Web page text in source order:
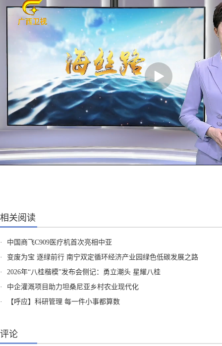
相关阅读
·
中国商飞C909医疗机首次亮相中亚
·
变废为宝 逐绿前行 南宁双定循环经济产业园绿色低碳发展之路
·
2026年“八桂楷模”发布会侧记：勇立潮头 星耀八桂
·
中企灌溉项目助力坦桑尼亚乡村农业现代化
·
【呼应】科研管理 每一件小事都算数
评论